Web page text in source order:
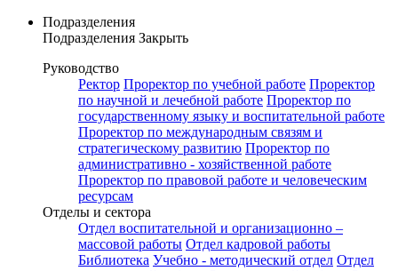
Подразделения
Подразделения Закрыть
Руководство
Ректор Проректор по учебной работе Проректор
по научной и лечебной работе Проректор по
государственному языку и воспитательной работе
Проректор по международным связям и
стратегическому развитию Проректор по
административно - хозяйственной работе
Проректор по правовой работе и человеческим
ресурсам
Отделы и сектора
Отдел воспитательной и организационно –
массовой работы Отдел кадровой работы
Библиотека Учебно - методический отдел Отдел